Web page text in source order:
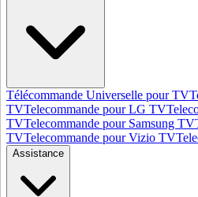
Télécommande Universelle pour TV
TVTelecommande pour LG TV
TVTelecommande pour Samsung TV
TVTelecommande pour Vizio TV
Assistance